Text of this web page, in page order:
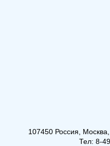
107450 Россия,
Тел: 8-